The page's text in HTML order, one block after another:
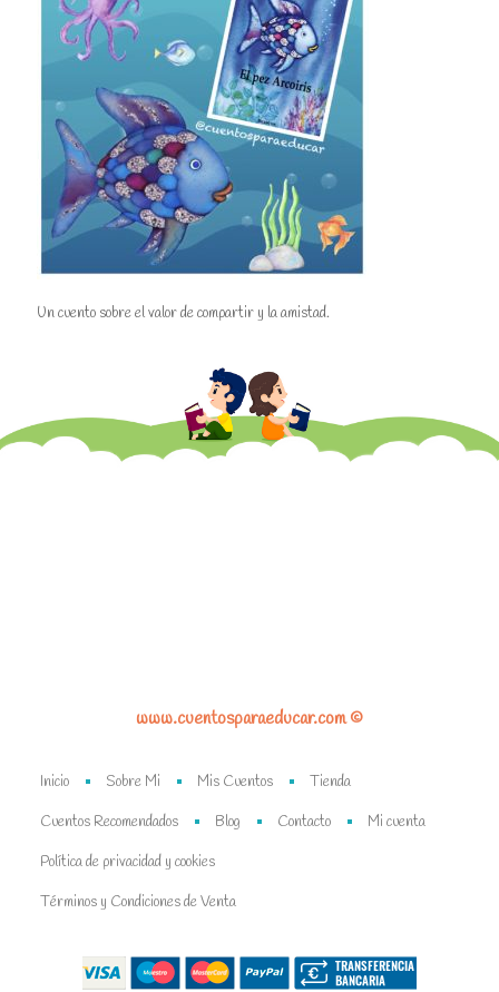
Un cuento sobre el valor de compartir y la amistad.
www.cuentosparaeducar.com ©
Inicio Sobre Mi Mis Cuentos Tienda
Cuentos Recomendados Blog Contacto Mi cuenta
Política de privacidad y cookies
Términos y Condiciones de Venta